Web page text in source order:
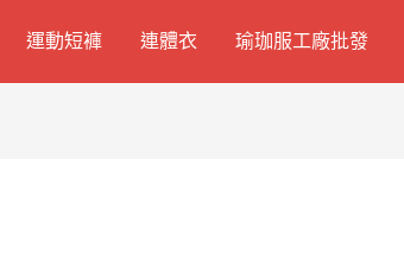
運動短褲 連體衣 瑜珈服工廠批發